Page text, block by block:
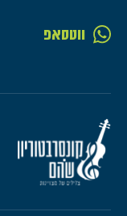
ווטסאפ